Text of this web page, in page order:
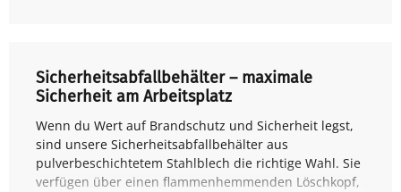
Sicherheitsabfallbehälter – maximale
Sicherheit am Arbeitsplatz
Wenn du Wert auf Brandschutz und Sicherheit legst,
sind unsere Sicherheitsabfallbehälter aus
pulverbeschichtetem Stahlblech die richtige Wahl. Sie
verfügen über einen flammenhemmenden Löschkopf,
der entstehende Brände sofort erstickt – ideal für
Büro- oder Werkstattbereiche, in denen Papier, Pappe